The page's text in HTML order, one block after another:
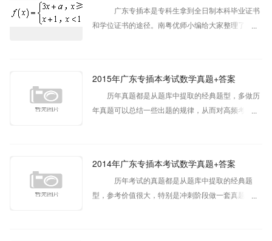
广东专插本是专科生拿到全日制本科毕业证书
和学位证书的途径。南粤优师小编给大家整理了广东
2015年广东专插本考试数学真题+答案
历年真题都是从题库中提取的经典题型，多做历
年真题可以总结一些出题的规律，从而对高频考点进
2014年广东专插本考试数学真题+答案
历年考试的真题都是从题库中提取的经典题
型，参考价值很大，特别是冲刺阶段做一套真题试卷